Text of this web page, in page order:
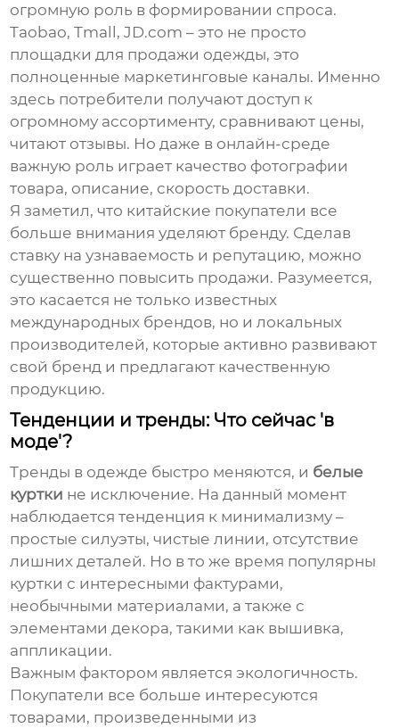
огромную роль в формировании спроса.
Taobao, Tmall, JD.com – это не просто
площадки для продажи одежды, это
полноценные маркетинговые каналы. Именно
здесь потребители получают доступ к
огромному ассортименту, сравнивают цены,
читают отзывы. Но даже в онлайн-среде
важную роль играет качество фотографии
товара, описание, скорость доставки.
Я заметил, что китайские покупатели все
больше внимания уделяют бренду. Сделав
ставку на узнаваемость и репутацию, можно
существенно повысить продажи. Разумеется,
это касается не только известных
международных брендов, но и локальных
производителей, которые активно развивают
свой бренд и предлагают качественную
продукцию.
Тенденции и тренды: Что сейчас 'в
моде'?
Тренды в одежде быстро меняются, и белые
куртки не исключение. На данный момент
наблюдается тенденция к минимализму –
простые силуэты, чистые линии, отсутствие
лишних деталей. Но в то же время популярны
куртки с интересными фактурами,
необычными материалами, а также с
элементами декора, такими как вышивка,
аппликации.
Важным фактором является экологичность.
Покупатели все больше интересуются
товарами, произведенными из